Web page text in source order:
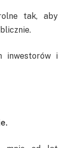
tak, aby
inwestorów i